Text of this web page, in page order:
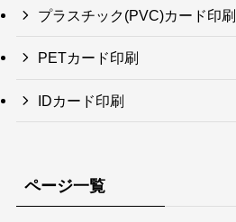
プラスチック(PVC)カード印刷
PETカード印刷
IDカード印刷
ページ一覧